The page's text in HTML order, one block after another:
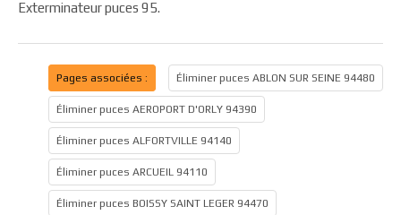
Exterminateur puces 95.
Pages associées : Éliminer puces ABLON SUR SEINE 94480
Éliminer puces AEROPORT D'ORLY 94390
Éliminer puces ALFORTVILLE 94140
Éliminer puces ARCUEIL 94110
Éliminer puces BOISSY SAINT LEGER 94470